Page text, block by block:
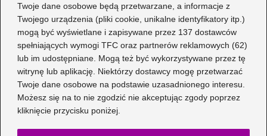
Twoje dane osobowe będą przetwarzane, a informacje z
Twojego urządzenia (pliki cookie, unikalne identyfikatory itp.)
mogą być wyświetlane i zapisywane przez 137 dostawców
spełniających wymogi TFC oraz partnerów reklamowych (62)
lub im udostępniane. Mogą też być wykorzystywane przez tę
witrynę lub aplikację. Niektórzy dostawcy mogę przetwarzać
Twoje dane osobowe na podstawie uzasadnionego interesu.
Możesz się na to nie zgodzić nie akceptując zgody poprzez
kliknięcie przycisku poniżej.
Jak uszyć krótkie spodenki dziecięce:
prosty wzór dla dziewczynki
2026-07-30